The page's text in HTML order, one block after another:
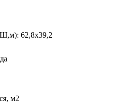
62,8x39,2
м2